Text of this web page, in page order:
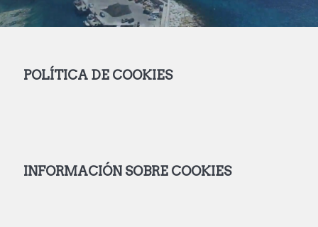
POLÍTICA DE COOKIES
INFORMACIÓN SOBRE COOKIES